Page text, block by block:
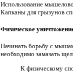
Использование
Капканы для грызунов
Физическое
Начинать борьбу с
необходимо замазать
К физическому